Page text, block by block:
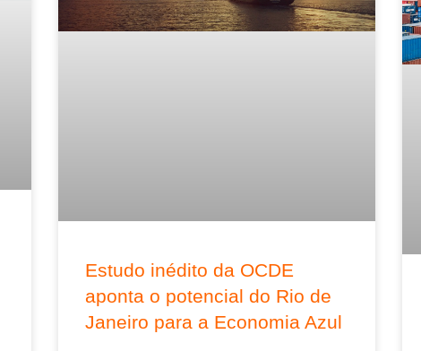
Estudo inédito da OCDE
aponta o potencial do Rio de
Janeiro para a Economia Azul